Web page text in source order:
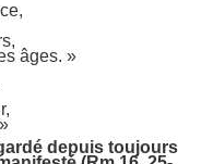
âges. »
depuis toujours